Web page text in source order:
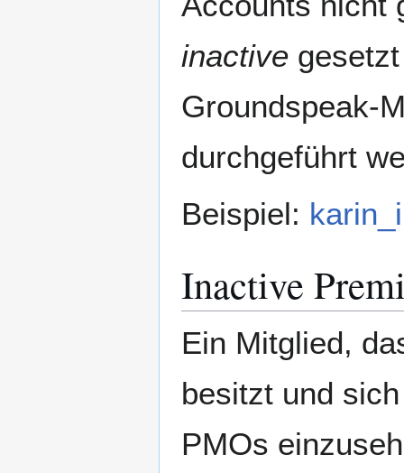
inactive
Groundspeak-
durchgeführt
Beispiel:
Inactive
Ein Mitglied,
besitzt und
PMOs